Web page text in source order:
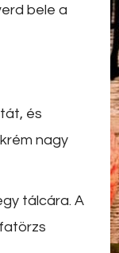
bele a
és
nagy
tálcára. A